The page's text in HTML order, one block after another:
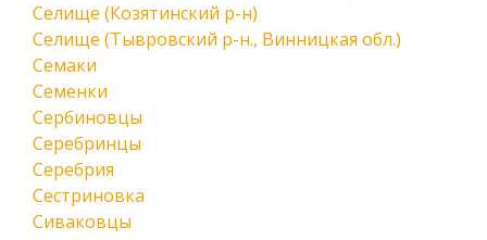
Селище (Козятинский р-н)
Селище (Тывровский р-н., Винницкая обл.)
Семаки
Семенки
Сербиновцы
Серебринцы
Серебрия
Сестриновка
Сиваковцы